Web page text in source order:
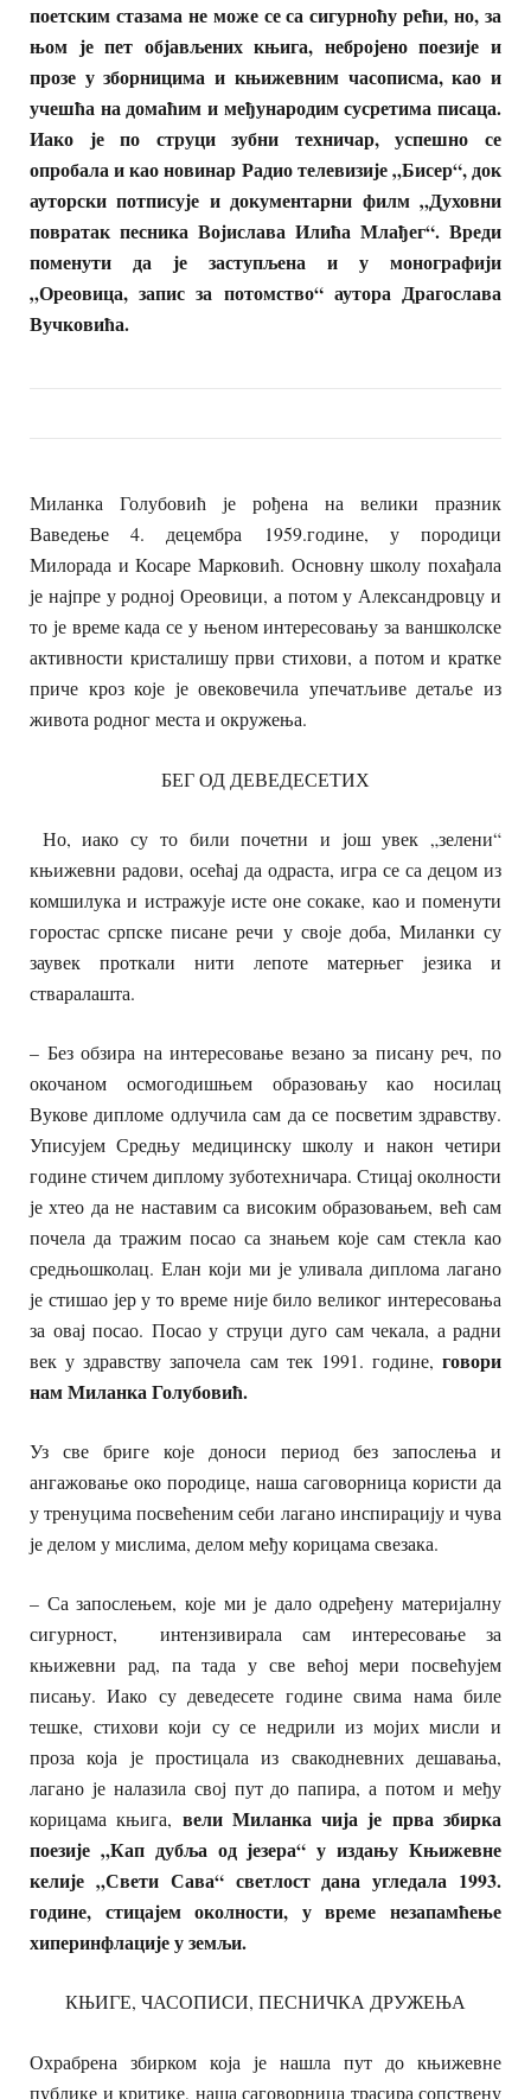
поетским стазама не може се са сигурноћу рећи, но, за
њом је пет објављених књига, небројено поезије и
прозе у зборницима и књижевним часописма, као и
учешћа на домаћим и међународим сусретима писаца.
Иако је по струци зубни техничар, успешно се
опробала и као новинар Радио телевизије „Бисер“, док
ауторски потписује и документарни филм „Духовни
повратак песника Војислава Илића Млађег“. Вреди
поменути да је заступљена и у монографији
„Ореовица, запис за потомство“ аутора Драгослава
Вучковића.
Миланка Голубовић је рођена на велики празник
Ваведење 4. децембра 1959.године, у породици
Милорада и Косаре Марковић. Основну школу похађала
је најпре у родној Ореовици, а потом у Александровцу и
то је време када се у њеном интересовању за ваншколске
активности кристалишу први стихови, а потом и кратке
приче кроз које је овековечила упечатљиве детаље из
живота родног места и окружења.
БЕГ ОД ДЕВЕДЕСЕТИХ
Но, иако су то били почетни и још увек „зелени“
књижевни радови, осећај да одраста, игра се са децом из
комшилука и истражује исте оне сокаке, као и поменути
горостас српске писане речи у своје доба, Миланки су
заувек проткали нити лепоте матерњег језика и
стваралашта.
– Без обзира на интересовање везано за писану реч, по
окочаном осмогодишњем образовању као носилац
Вукове дипломе одлучила сам да се посветим здравству.
Уписујем Средњу медицинску школу и након четири
године стичем диплому зуботехничара. Стицај околности
је хтео да не наставим са високим образовањем, већ сам
почела да тражим посао са знањем које сам стекла као
средњошколац. Елан који ми је уливала диплома лагано
је стишао јер у то време није било великог интересовања
за овај посао. Посао у струци дуго сам чекала, а радни
век у здравству започела сам тек 1991. године, говори
нам Миланка Голубовић.
Уз све бриге које доноси период без запослења и
ангажовање око породице, наша саговорница користи да
у тренуцима посвећеним себи лагано инспирацију и чува
је делом у мислима, делом међу корицама свезака.
– Са запослењем, које ми је дало одређену материјалну
сигурност, интензивирала сам интересовање за
књижевни рад, па тада у све већој мери посвећујем
писању. Иако су деведесете године свима нама биле
тешке, стихови који су се недрили из мојих мисли и
проза која је простицала из свакодневних дешавања,
лагано је налазила свој пут до папира, а потом и међу
корицама књига, вели Миланка чија је прва збирка
поезије „Кап дубља од језера“ у издању Књижевне
келије „Свети Сава“ светлост дана угледала 1993.
године, стицајем околности, у време незапамћење
хиперинфлације у земљи.
КЊИГЕ, ЧАСОПИСИ, ПЕСНИЧКА ДРУЖЕЊА
Охрабрена збирком која је нашла пут до књижевне
публике и критике, наша саговорница трасира сопствену